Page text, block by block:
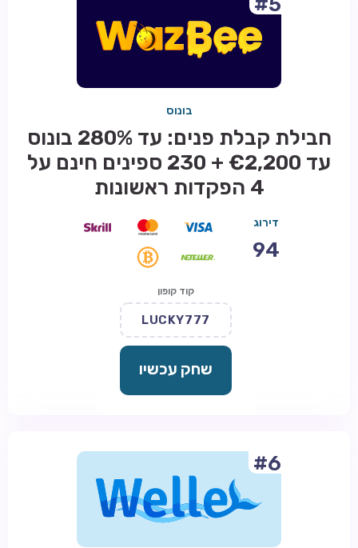
בונוס
חבילת קבלת פנים: עד 280% בונוס
עד €2,200 + 230 ספינים חינם על
4 הפקדות ראשונות
דירוג
94
קוד קופון
LUCKY777
שחק עכשיו
#6